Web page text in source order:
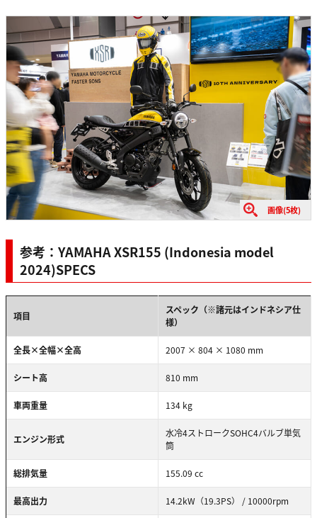
画像(5枚)
参考：YAMAHA XSR155 (Indonesia model
2024)SPECS
項目
スペック（※諸元はインドネシア仕
様）
全長×全幅×全高 2007 × 804 × 1080 mm
シート高 810 mm
車両重量 134 kg
エンジン形式
水冷4ストロークSOHC4バルブ単気
筒
総排気量 155.09 cc
最高出力 14.2kW（19.3PS） / 10000rpm